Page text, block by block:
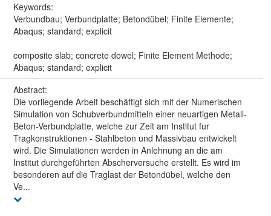
Keywords:
Verbundbau; Verbundplatte; Betondübel; Finite Elemente;
Abaqus; standard; explicit
composite slab; concrete dowel; Finite Element Methode;
Abaqus; standard; explicit
Abstract:
Die vorliegende Arbeit beschäftigt sich mit der Numerischen
Simulation von Schubverbundmitteln einer neuartigen Metall-
Beton-Verbundplatte, welche zur Zeit am Institut fur
Tragkonstruktionen - Stahlbeton und Massivbau entwickelt
wird. Die Simulationen werden in Anlehnung an die am
Institut durchgeführten Abscherversuche erstellt. Es wird im
besonderen auf die Traglast der Betondübel, welche den
Ve...